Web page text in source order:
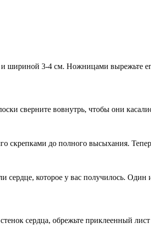
шириной 3-4 см. Ножницами вырежьте
сверните вовнутрь, чтобы они
скрепками до полного высыхания.
которое у вас получилось.
сердца, обрежьте приклеенный